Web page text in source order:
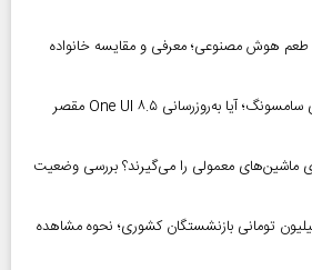
طعم هوش مصنوعی؛ معرفی و مقایسه خانواده
بحران باتری در گوشی‌های سامسونگ؛ آیا به‌روزرسانی One UI ۸.۵ مقصر
ماشین‌های معمولی را می‌گیرند؟ بررسی وضعیت
وام ضروری ۷۵ میلیون تومانی بازنشستگان کشوری؛ نحوه مشاهده